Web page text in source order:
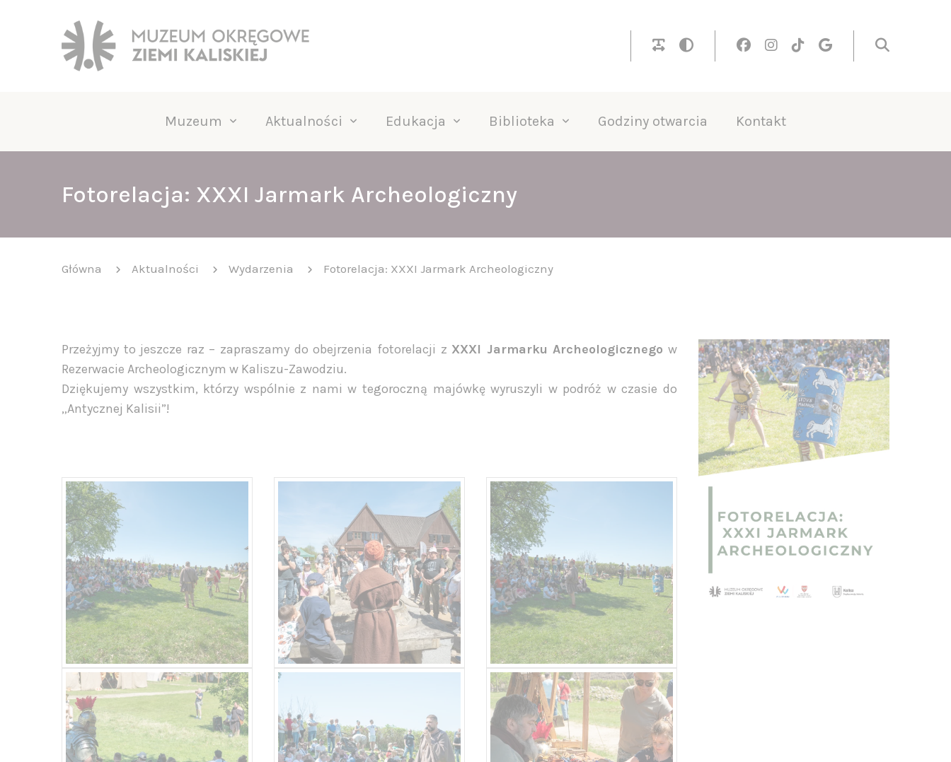
Muzeum Aktualności Edukacja Biblioteka Godziny otwarcia Kontakt
Fotorelacja: XXXI Jarmark Archeologiczny
Główna Aktualności Wydarzenia Fotorelacja: XXXI Jarmark Archeologiczny
Przeżyjmy to jeszcze raz – zapraszamy do obejrzenia fotorelacji z XXXI Jarmarku Archeologicznego w
Rezerwacie Archeologicznym w Kaliszu-Zawodziu.
Dziękujemy wszystkim, którzy wspólnie z nami w tegoroczną majówkę wyruszyli w podróż w czasie do
„Antycznej Kalisii”!